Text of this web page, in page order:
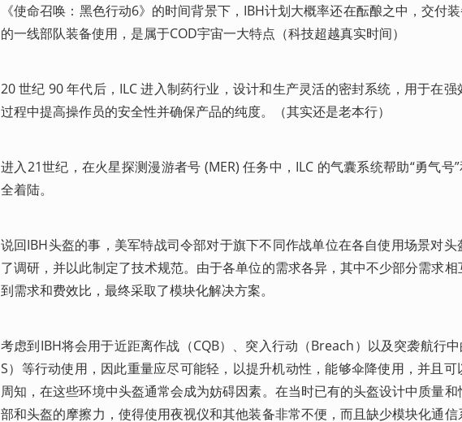
《使命召唤：黑色行动6》的时间背景下，IBH计划大概率还在酝酿之中，交付
的一线部队装备使用，是属于COD宇宙一大特点（科技超越真实时间）
20 世纪 90 年代后，ILC 进入制药行业，设计和生产灵活的密封系统，用于在
过程中提高操作员的安全性并确保产品的纯度。（其实还是老本行）
进入21世纪，在火星探测漫游者号 (MER) 任务中，ILC 的气囊系统帮助“勇气号
全着陆。
说回IBH头盔的事，美军特战司令部对于旗下不同作战单位在各自使用场景对头
了调研，并以此制定了技术规范。由于各单位的需求各异，其中不少部分需求
到需求和费效比，最终采取了模块化解决方案。
考虑到IBH将会用于近距离作战（CQB）、突入行动（Breach）以及突袭航行中
S）等行动使用，因此重量应尽可能轻，以提升机动性，能够伞降使用，并且可
周知，在这些环境中头盔通常会成为妨碍因素。在当时已有的头盔设计中质量
部和头盔的摩擦力，使得使用夜视仪和其他装备非常不便，而且缺少模块化通信